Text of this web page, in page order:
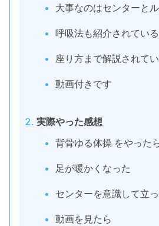
大事なのはセンターと
呼吸法も紹介されている
座り方まで解説されて
動画付きです
実際やった感想
背骨ゆる体操 をやった
足が暖かくなった
センターを意識して立
動画を見たら